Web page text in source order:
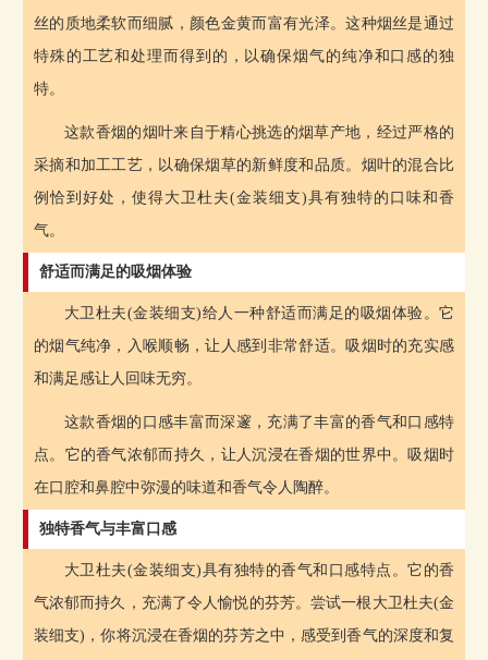
丝的质地柔软而细腻，颜色金黄而富有光泽。这种烟丝是通过
特殊的工艺和处理而得到的，以确保烟气的纯净和口感的独
特。
这款香烟的烟叶来自于精心挑选的烟草产地，经过严格的
采摘和加工工艺，以确保烟草的新鲜度和品质。烟叶的混合比
例恰到好处，使得大卫杜夫(金装细支)具有独特的口味和香
气。
舒适而满足的吸烟体验
大卫杜夫(金装细支)给人一种舒适而满足的吸烟体验。它
的烟气纯净，入喉顺畅，让人感到非常舒适。吸烟时的充实感
和满足感让人回味无穷。
这款香烟的口感丰富而深邃，充满了丰富的香气和口感特
点。它的香气浓郁而持久，让人沉浸在香烟的世界中。吸烟时
在口腔和鼻腔中弥漫的味道和香气令人陶醉。
独特香气与丰富口感
大卫杜夫(金装细支)具有独特的香气和口感特点。它的香
气浓郁而持久，充满了令人愉悦的芬芳。尝试一根大卫杜夫(金
装细支)，你将沉浸在香烟的芬芳之中，感受到香气的深度和复